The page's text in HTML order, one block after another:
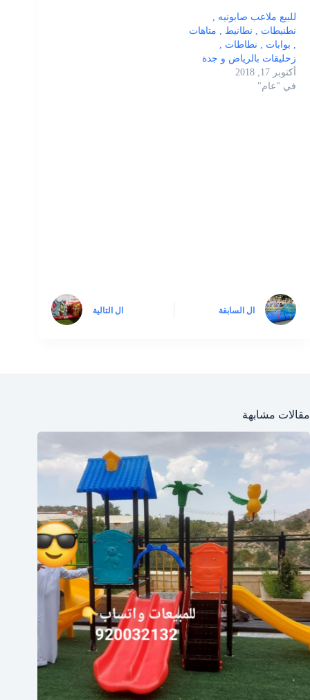
للبيع ملاعب صابونيه ,
نطنيطات , نطانيط , متاهات
, بوابات , نطاطات ,
زحليقات بالرياض و جدة
أكتوبر 17, 2018
في "عام"
ال السابقة ال التالية
مقالات مشابهة